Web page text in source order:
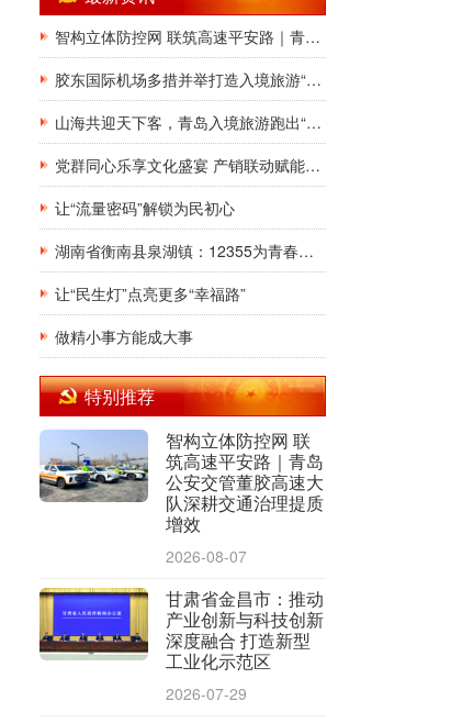
智构立体防控网 联筑高速平安路｜青岛公安交管董胶高速大队深耕交通治理提质增效
胶东国际机场多措并举打造入境旅游“第一窗口”九项举措精准发力，助力青岛建设国际滨海旅游度假胜地
山海共迎天下客，青岛入境旅游跑出“加速度”，向世界发出“青春之约”
党群同心乐享文化盛宴 产销联动赋能乡村振兴
让“流量密码”解锁为民初心
湖南省衡南县泉湖镇：12355为青春护航，暑期安全法治宣讲“润”童心
让“民生灯”点亮更多“幸福路”
做精小事方能成大事
特别推荐
智构立体防控网 联
筑高速平安路｜青岛
公安交管董胶高速大
队深耕交通治理提质
增效
2026-08-07
甘肃省金昌市：推动
产业创新与科技创新
深度融合 打造新型
工业化示范区
2026-07-29